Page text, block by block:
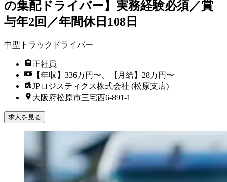
の集配ドライバー】実務経験必須／賞
与年2回／年間休日108日
中型トラックドライバー
正社員
【年収】336万円〜、【月給】28万円〜
JPロジスティクス株式会社 (松原支店)
大阪府松原市三宅西6-891-1
求人を見る